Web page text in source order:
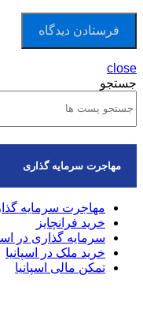
close
جستجو
مهاجرت سرمایه گذاری
مهاجرت سرمایه
خرید فرانچایز
سرمایه گذاری در
خرید ملک در اسپانیا
تمکن مالی اسپانیا